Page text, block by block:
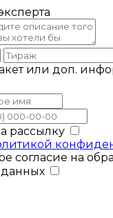
или доп.
рассылку
согласие на